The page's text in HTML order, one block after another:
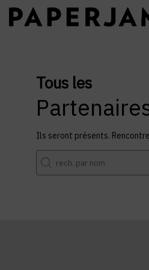
Tous les
Ils seront présents.